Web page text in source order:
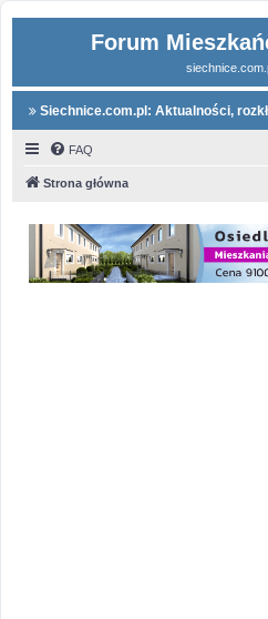
Forum
Siechnice.com.pl: Aktualności,
FAQ
Strona główna